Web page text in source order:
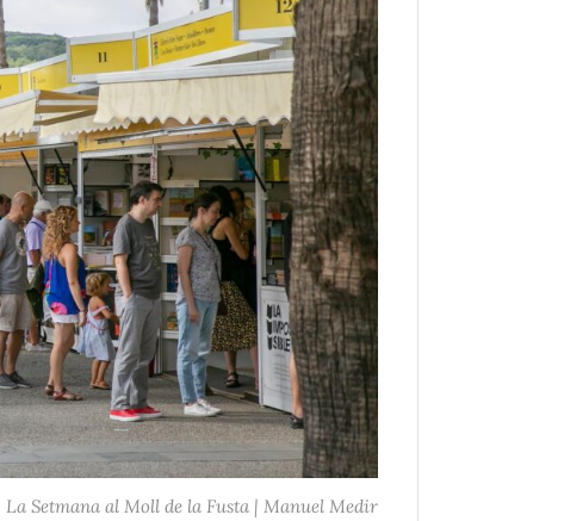
La Setmana al Moll de la Fusta | Manuel Medir